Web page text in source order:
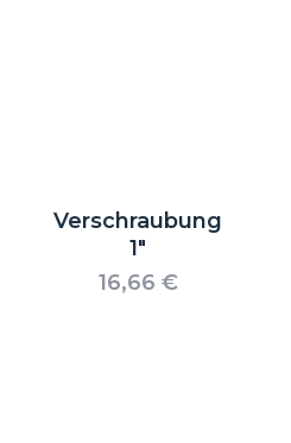
Verschraubung
1″
16,66 €